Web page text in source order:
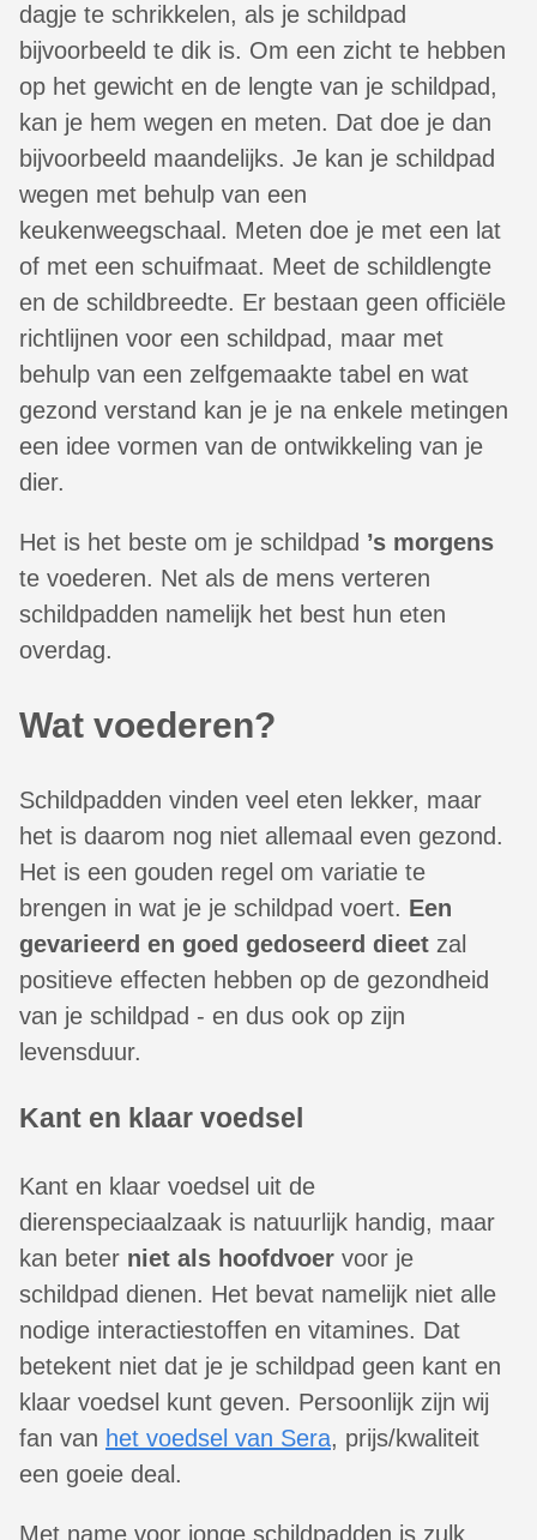
dagje te schrikkelen, als je schildpad
bijvoorbeeld te dik is. Om een zicht te hebben
op het gewicht en de lengte van je schildpad,
kan je hem wegen en meten. Dat doe je dan
bijvoorbeeld maandelijks. Je kan je schildpad
wegen met behulp van een
keukenweegschaal. Meten doe je met een lat
of met een schuifmaat. Meet de schildlengte
en de schildbreedte. Er bestaan geen officiële
richtlijnen voor een schildpad, maar met
behulp van een zelfgemaakte tabel en wat
gezond verstand kan je je na enkele metingen
een idee vormen van de ontwikkeling van je
dier.
Het is het beste om je schildpad ’s morgens
te voederen. Net als de mens verteren
schildpadden namelijk het best hun eten
overdag.
Wat voederen?
Schildpadden vinden veel eten lekker, maar
het is daarom nog niet allemaal even gezond.
Het is een gouden regel om variatie te
brengen in wat je je schildpad voert. Een
gevarieerd en goed gedoseerd dieet zal
positieve effecten hebben op de gezondheid
van je schildpad - en dus ook op zijn
levensduur.
Kant en klaar voedsel
Kant en klaar voedsel uit de
dierenspeciaalzaak is natuurlijk handig, maar
kan beter niet als hoofdvoer voor je
schildpad dienen. Het bevat namelijk niet alle
nodige interactiestoffen en vitamines. Dat
betekent niet dat je je schildpad geen kant en
klaar voedsel kunt geven. Persoonlijk zijn wij
fan van het voedsel van Sera, prijs/kwaliteit
een goeie deal.
Met name voor jonge schildpadden is zulk